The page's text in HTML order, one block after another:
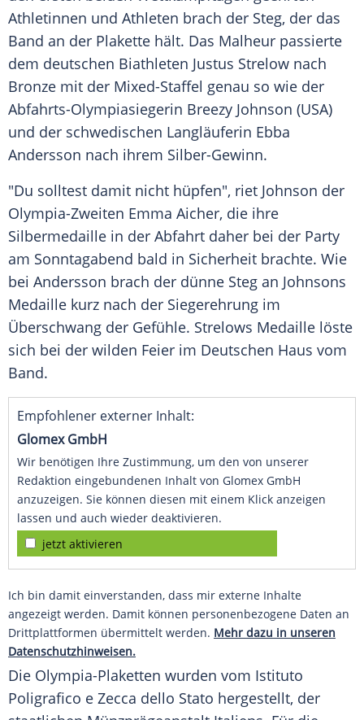
Athletinnen und Athleten brach der Steg, der das
Band an der Plakette hält. Das Malheur passierte
dem deutschen Biathleten Justus Strelow nach
Bronze mit der Mixed-Staffel genau so wie der
Abfahrts-Olympiasiegerin Breezy Johnson (USA)
und der schwedischen Langläuferin Ebba
Andersson nach ihrem Silber-Gewinn.
"Du solltest damit nicht hüpfen", riet Johnson der
Olympia-Zweiten Emma Aicher, die ihre
Silbermedaille in der Abfahrt daher bei der Party
am Sonntagabend bald in Sicherheit brachte. Wie
bei Andersson brach der dünne Steg an Johnsons
Medaille kurz nach der Siegerehrung im
Überschwang der Gefühle. Strelows Medaille löste
sich bei der wilden Feier im Deutschen Haus vom
Band.
Empfohlener externer Inhalt:
Glomex GmbH
Wir benötigen Ihre Zustimmung, um den von unserer
Redaktion eingebundenen Inhalt von Glomex GmbH
anzuzeigen. Sie können diesen mit einem Klick anzeigen
lassen und auch wieder deaktivieren.
jetzt aktivieren
Ich bin damit einverstanden, dass mir externe Inhalte
angezeigt werden. Damit können personenbezogene Daten an
Drittplattformen übermittelt werden. Mehr dazu in unseren
Datenschutzhinweisen.
Die Olympia-Plaketten wurden vom Istituto
Poligrafico e Zecca dello Stato hergestellt, der